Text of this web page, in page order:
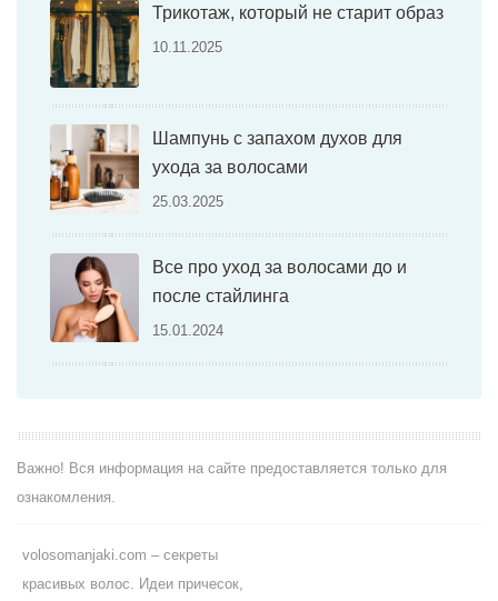
Трикотаж, который не старит образ
10.11.2025
Шампунь с запахом духов для
ухода за волосами
25.03.2025
Все про уход за волосами до и
после стайлинга
15.01.2024
Важно! Вся информация на сайте предоставляется только для
ознакомления.
volosomanjaki.com – секреты
красивых волос. Идеи причесок,